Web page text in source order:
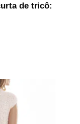
de tricô: